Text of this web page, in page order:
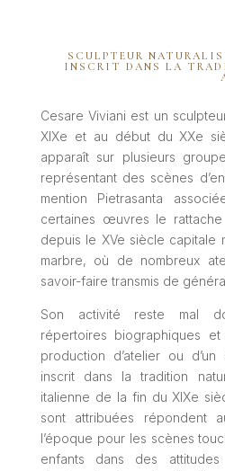
SCULPTEUR
INSCRIT DANS LA
Cesare Viviani est un
XIXe et au début du XXe
apparaît sur plusieurs
représentant des scènes
mention Pietrasanta
certaines œuvres le
depuis le XVe siècle capitale
marbre, où de nombreux
savoir-faire transmis de
Son activité reste mal
répertoires biographiques
production d’atelier ou
inscrit dans la tradition
italienne de la fin du XIXe
sont attribuées répondent
l’époque pour les scènes
enfants dans des attitudes